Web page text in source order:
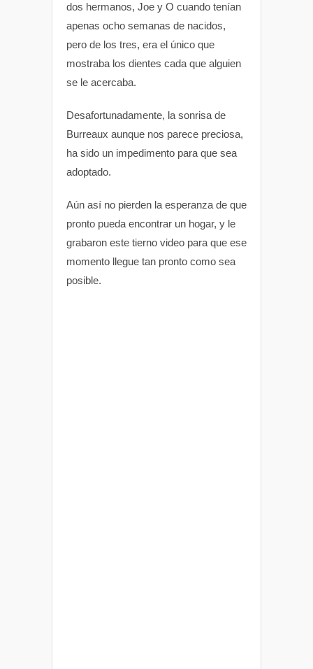
dos hermanos, Joe y O cuando tenían
apenas ocho semanas de nacidos,
pero de los tres, era el único que
mostraba los dientes cada que alguien
se le acercaba.
Desafortunadamente, la sonrisa de
Burreaux aunque nos parece preciosa,
ha sido un impedimento para que sea
adoptado.
Aún así no pierden la esperanza de que
pronto pueda encontrar un hogar, y le
grabaron este tierno video para que ese
momento llegue tan pronto como sea
posible.